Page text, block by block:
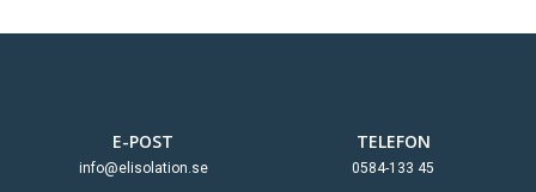
E-POST
info@elisolation.se
TELEFON
0584-133 45